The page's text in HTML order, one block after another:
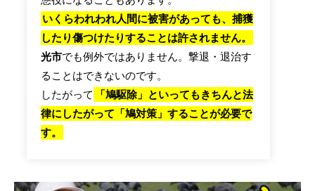
いくらわれわれ人間に被害があっても、捕獲
したり傷つけたりすることは許されません。
光市でも例外ではありません。撃退・退治す
ることはできないのです。
したがって
「鳩駆除」といってもきちんと法
律にしたがって「鳩対策」することが必要で
す。